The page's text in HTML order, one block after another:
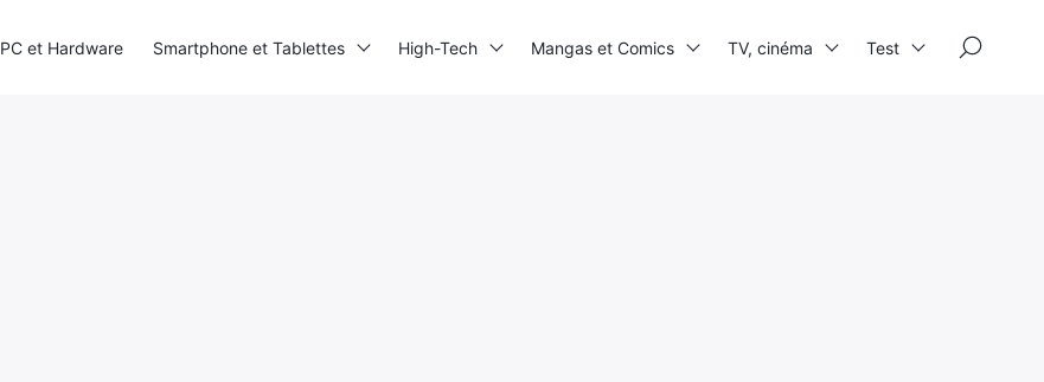
PC et Hardware Smartphone et Tablettes High-Tech Mangas et Comics TV, cinéma Test